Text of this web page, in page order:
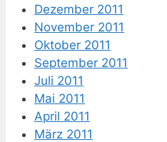
Dezember 2011
November 2011
Oktober 2011
September 2011
Juli 2011
Mai 2011
April 2011
März 2011